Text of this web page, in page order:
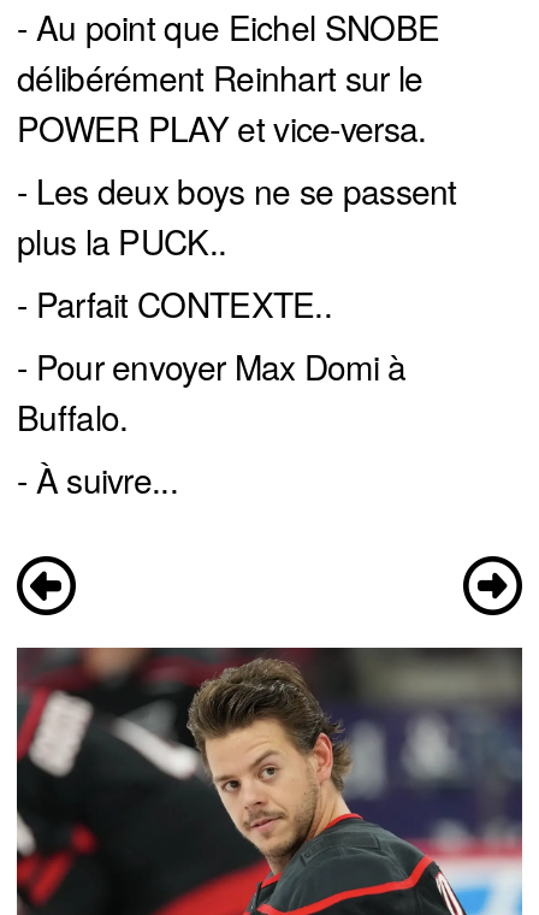
- Au point que Eichel SNOBE
délibérément Reinhart sur le
POWER PLAY et vice-versa.
- Les deux boys ne se passent
plus la PUCK..
- Parfait CONTEXTE..
- Pour envoyer Max Domi à
Buffalo.
- À suivre...